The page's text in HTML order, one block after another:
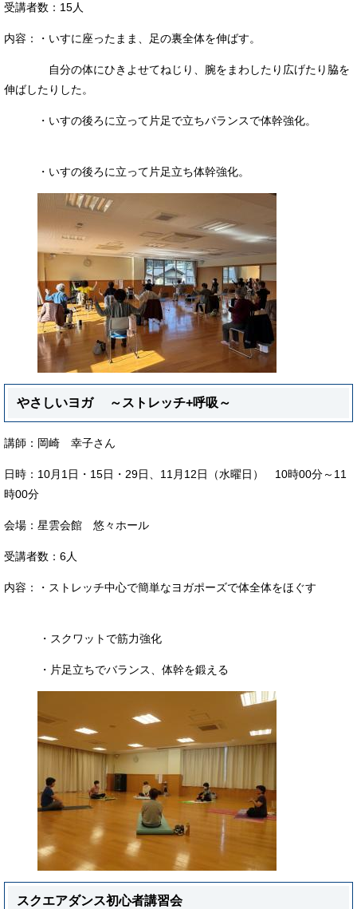
受講者数：15人
内容：・いすに座ったまま、足の裏全体を伸ばす。
自分の体にひきよせてねじり、腕をまわしたり広げたり脇を
伸ばしたりした。
・いすの後ろに立って片足で立ちバランスで体幹強化。
・いすの後ろに立って片足立ち体幹強化。
やさしいヨガ ～ストレッチ+呼吸～
講師：岡崎 幸子さん
日時：10月1日・15日・29日、11月12日（水曜日） 10時00分～11
時00分
会場：星雲会館 悠々ホール
受講者数：6人
内容：・ストレッチ中心で簡単なヨガポーズで体全体をほぐす
・スクワットで筋力強化
・片足立ちでバランス、体幹を鍛える
スクエアダンス初心者講習会